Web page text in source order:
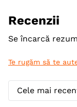
Recenzii
Se încarcă
Te rugăm să te
Cele mai